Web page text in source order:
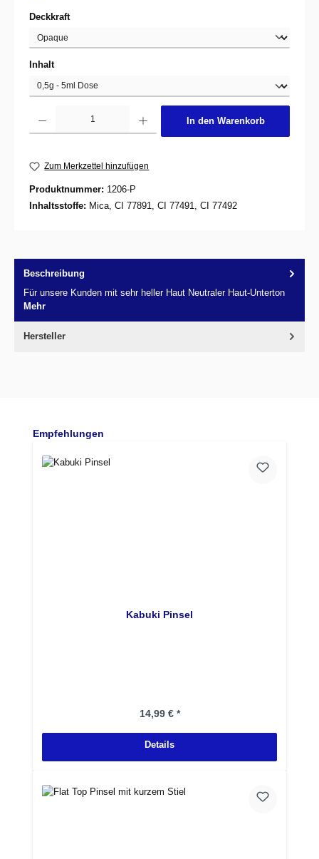
Deckkraftauswählen
Inhaltauswählen
In den Warenkorb
Zum Merkzettel hinzufügen
Produktnummer: 1206-P
Inhaltsstoffe: Mica, CI 77891, CI 77491, CI 77492
Beschreibung
Für unsere Kunden mit sehr heller Haut Neutraler Haut-Unterton
Mehr
Hersteller
Produktgalerie überspringen
Empfehlungen
Kabuki Pinsel
Regulärer Preis:
14,99 € *
Details